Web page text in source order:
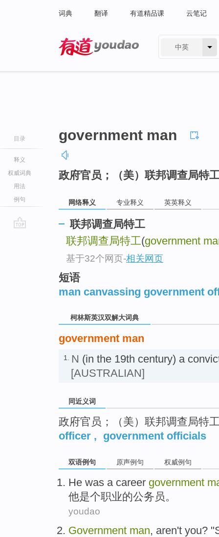
词典 翻译 有道精品课 云笔记
中英
目录
释义
权威词典
用法
例句
government man
政府官员；（美）联邦调查局特
网络释义 专业释义 英英释义
联邦调查局特工
联邦调查局特工(government
基于32个网页-相关网页
短语
man canvassing government
柯林斯英汉双解大词典
government man
1. N (in the 19th century) a
[AUSTRALIAN]
同近义词
政府官员；（美）联邦调查局特
officer , government officials
双语例句 原声例句 权威例句
He was a career government
他是个职业的公务员。
youdao
Government man, aren't you? "